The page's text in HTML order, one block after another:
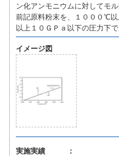
ン化アンモニウムに対してモ
前記原料粉末を、１０００℃
以上１０ＧＰａ以下の圧力下で
イメージ図
実施実績 ：